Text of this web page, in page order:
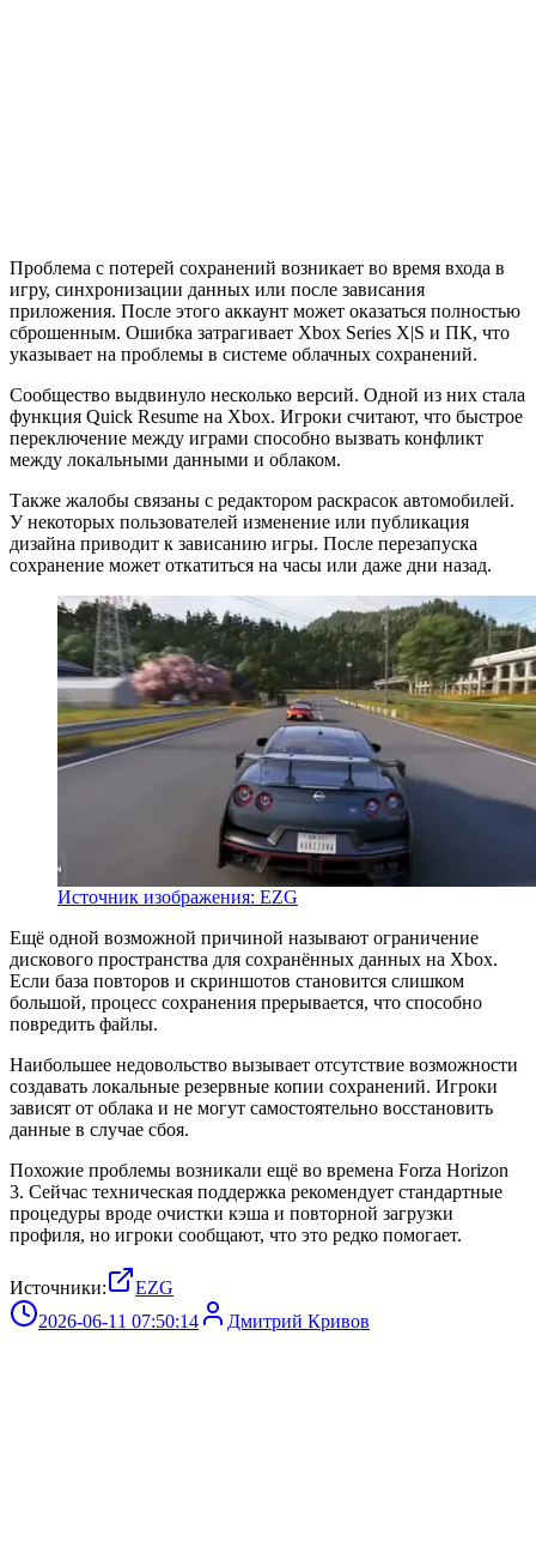
Проблема с потерей сохранений возникает во время входа в
игру, синхронизации данных или после зависания
приложения. После этого аккаунт может оказаться полностью
сброшенным. Ошибка затрагивает Xbox Series X|S и ПК, что
указывает на проблемы в системе облачных сохранений.
Сообщество выдвинуло несколько версий. Одной из них стала
функция Quick Resume на Xbox. Игроки считают, что быстрое
переключение между играми способно вызвать конфликт
между локальными данными и облаком.
Также жалобы связаны с редактором раскрасок автомобилей.
У некоторых пользователей изменение или публикация
дизайна приводит к зависанию игры. После перезапуска
сохранение может откатиться на часы или даже дни назад.
Источник изображения: EZG
Ещё одной возможной причиной называют ограничение
дискового пространства для сохранённых данных на Xbox.
Если база повторов и скриншотов становится слишком
большой, процесс сохранения прерывается, что способно
повредить файлы.
Наибольшее недовольство вызывает отсутствие возможности
создавать локальные резервные копии сохранений. Игроки
зависят от облака и не могут самостоятельно восстановить
данные в случае сбоя.
Похожие проблемы возникали ещё во времена Forza Horizon
3. Сейчас техническая поддержка рекомендует стандартные
процедуры вроде очистки кэша и повторной загрузки
профиля, но игроки сообщают, что это редко помогает.
Источники:
EZG
2026-06-11 07:50:14
Дмитрий Кривов